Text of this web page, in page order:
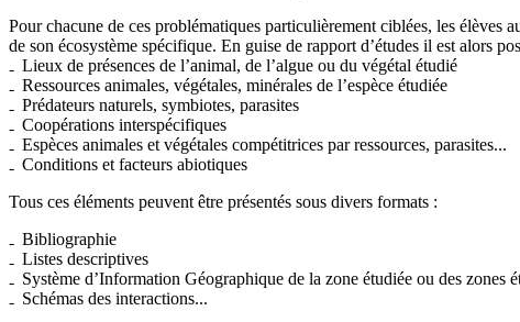
Pour chacune de ces problématiques particulièrement ciblées, les
de son écosystème spécifique. En guise de rapport d’études il est alors
Lieux de présences de l’animal, de l’algue ou du végétal étudié
Ressources animales, végétales, minérales de l’espèce étudiée
Prédateurs naturels, symbiotes, parasites
Coopérations interspécifiques
Espèces animales et végétales compétitrices par ressources, parasites...
Conditions et facteurs abiotiques
Tous ces éléments peuvent être présentés sous divers formats :
Bibliographie
Listes descriptives
Système d’Information Géographique de la zone étudiée ou des zones
Schémas des interactions...